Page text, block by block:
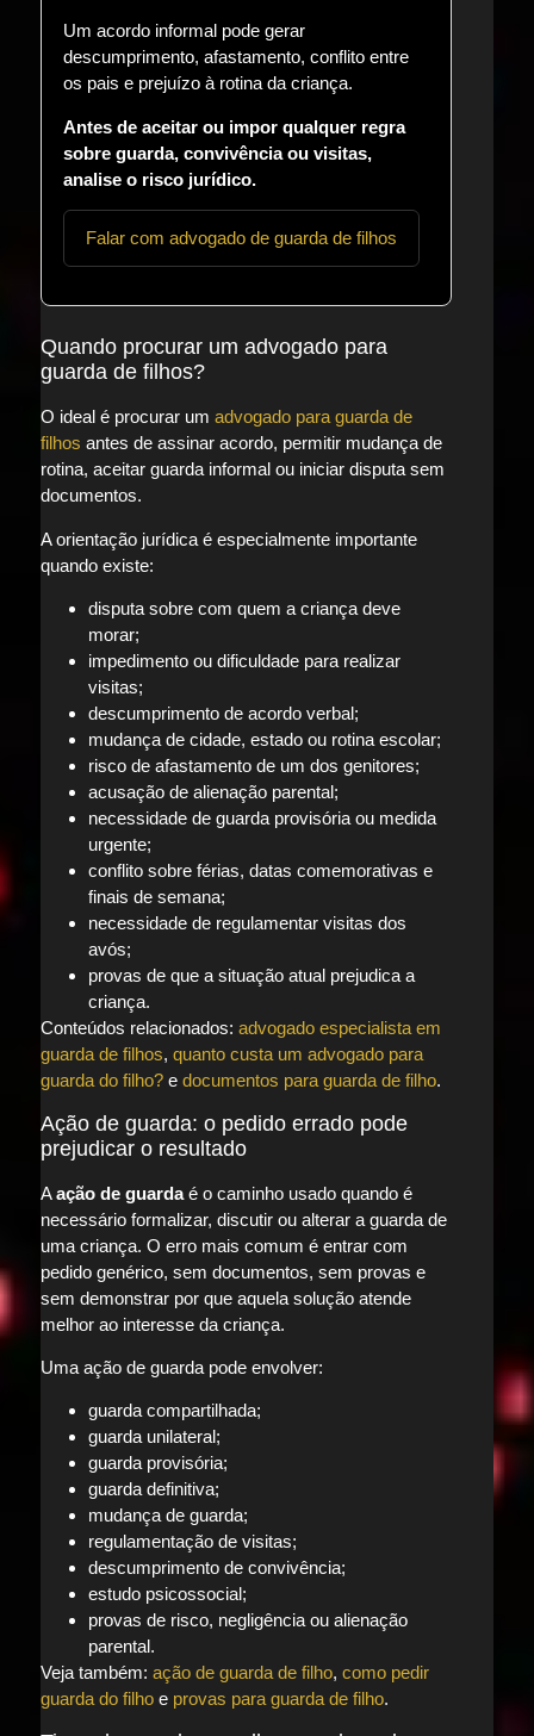
Um acordo informal pode gerar
descumprimento, afastamento, conflito entre
os pais e prejuízo à rotina da criança.
Antes de aceitar ou impor qualquer regra
sobre guarda, convivência ou visitas,
analise o risco jurídico.
Falar com advogado de guarda de filhos
Quando procurar um advogado para
guarda de filhos?
O ideal é procurar um advogado para guarda de
filhos antes de assinar acordo, permitir mudança de
rotina, aceitar guarda informal ou iniciar disputa sem
documentos.
A orientação jurídica é especialmente importante
quando existe:
disputa sobre com quem a criança deve
morar;
impedimento ou dificuldade para realizar
visitas;
descumprimento de acordo verbal;
mudança de cidade, estado ou rotina escolar;
risco de afastamento de um dos genitores;
acusação de alienação parental;
necessidade de guarda provisória ou medida
urgente;
conflito sobre férias, datas comemorativas e
finais de semana;
necessidade de regulamentar visitas dos
avós;
provas de que a situação atual prejudica a
criança.
Conteúdos relacionados: advogado especialista em
guarda de filhos, quanto custa um advogado para
guarda do filho?e documentos para guarda de filho.
Ação de guarda: o pedido errado pode
prejudicar o resultado
Aação de guardaé o caminho usado quando é
necessário formalizar, discutir ou alterar a guarda de
uma criança. O erro mais comum é entrar com
pedido genérico, sem documentos, sem provas e
sem demonstrar por que aquela solução atende
melhor ao interesse da criança.
Uma ação de guarda pode envolver:
guarda compartilhada;
guarda unilateral;
guarda provisória;
guarda definitiva;
mudança de guarda;
regulamentação de visitas;
descumprimento de convivência;
estudo psicossocial;
provas de risco, negligência ou alienação
parental.
Veja também: ação de guarda de filho, como pedir
guarda do filhoe provas para guarda de filho.